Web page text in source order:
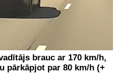
brauc ar 170 km/h,
pārkāpjot par 80 km/h (+